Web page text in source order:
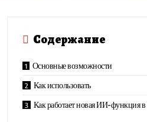
Содержание
Основные возможности
Как использовать
Как работает новая ИИ-функция